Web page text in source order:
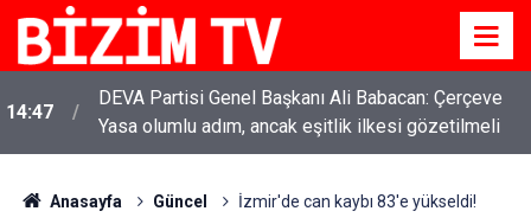
14:47
DEVA Partisi Genel Başkanı Ali Babacan: Çerçeve
Yasa olumlu adım, ancak eşitlik ilkesi gözetilmeli
Anasayfa Güncel İzmir'de can kaybı 83'e yükseldi!